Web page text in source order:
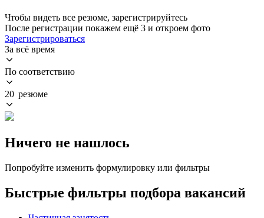
Чтобы видеть все резюме, зарегистрируйтесь
После регистрации покажем ещё 3 и откроем фото
Зарегистрироваться
За всё время
По соответствию
20 резюме
Ничего не нашлось
Попробуйте изменить формулировку или фильтры
Быстрые фильтры подбора вакансий